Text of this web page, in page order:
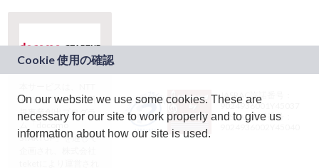
ドコモグループの新
規事業創出プログラ
ム「docomo
STARTUP」を通じて
JASRAC許諾番号：
9024936001Y45037
JASRAC許諾番号：
On our website we use some cookies. These are
necessary for our site to work properly and to give us
information about how our site is used.